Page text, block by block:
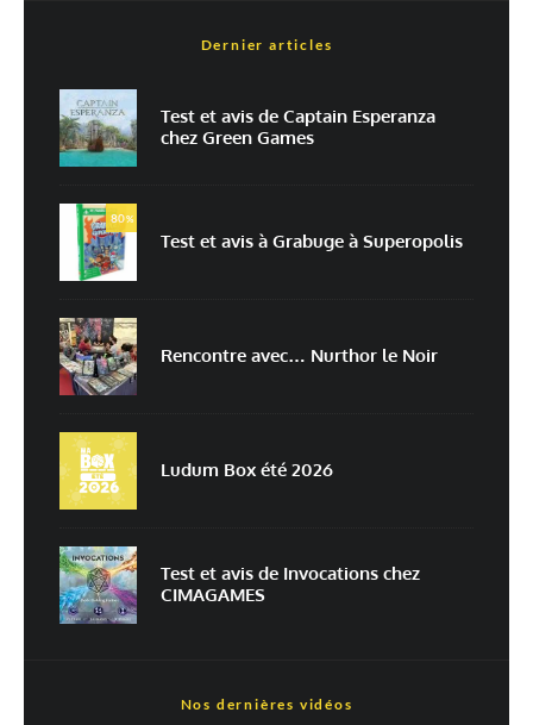
Non Oui
*
Enregistrer mon nom, mon e-mail et mon site dans le navigateur pour
mon prochain commentaire.
Prévenez-moi de tous les nouveaux commentaires par e-mail.
Prévenez-moi de tous les nouveaux articles par e-mail.
Dernier articles
Test et avis de Captain Esperanza
chez Green Games
80%
Test et avis à Grabuge à Superopolis
Rencontre avec… Nurthor le Noir
Ludum Box été 2026
Test et avis de Invocations chez
CIMAGAMES
Nos dernières vidéos